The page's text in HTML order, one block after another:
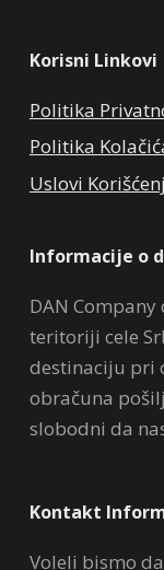
Korisni Linkovi
Politika
Politika
Uslovi
Informacije o
DAN
teritoriji cele
destinaciju pri
obračuna
slobodni da
Kontakt
Voleli bismo